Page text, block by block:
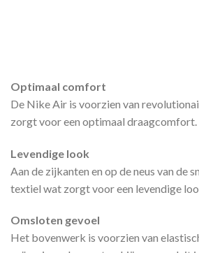
Optimaal comfort
De Nike Air is voorzien van
zorgt voor een optimaal draagcomfort.
Levendige look
Aan de zijkanten en op de neus van de
textiel wat zorgt voor een levendige
Omsloten gevoel
Het bovenwerk is voorzien van